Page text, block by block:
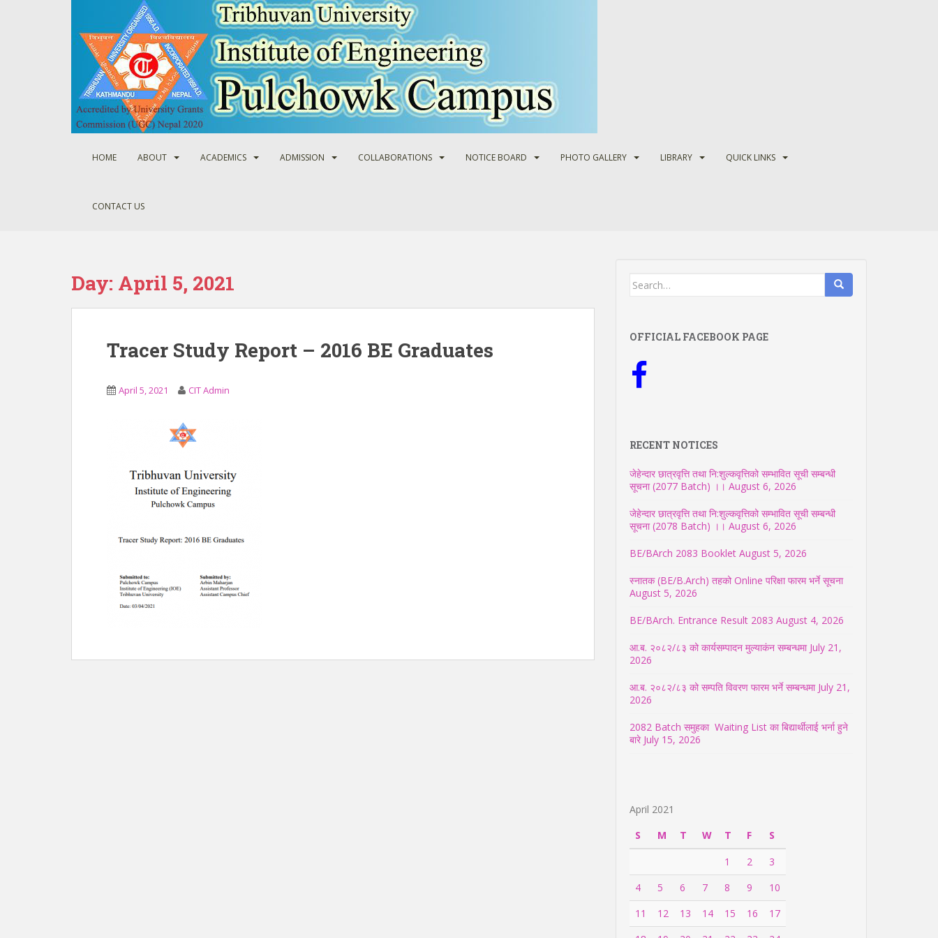
HOME ABOUT ACADEMICS ADMISSION COLLABORATIONS NOTICE BOARD PHOTO GALLERY LIBRARY QUICK LINKS
CONTACT US
Day: April 5, 2021
Tracer Study Report – 2016 BE Graduates
April 5, 2021 CIT Admin
Search
OFFICIAL FACEBOOK PAGE
RECENT NOTICES
जेहेन्दार छात्रवृत्ति तथा नि:शुल्कवृत्तिको सम्भावित सूची सम्बन्धी
सूचना (2077 Batch) ।। August 6, 2026
जेहेन्दार छात्रवृत्ति तथा नि:शुल्कवृत्तिको सम्भावित सूची सम्बन्धी
सूचना (2078 Batch) ।। August 6, 2026
BE/BArch 2083 Booklet August 5, 2026
स्नातक (BE/B.Arch) तहको Online परिक्षा फारम भर्ने सूचना
August 5, 2026
BE/BArch. Entrance Result 2083 August 4, 2026
आ.ब. २०८२/८३ को कार्यसम्पादन मुल्याकंन सम्बन्धमा July 21,
2026
आ.ब. २०८२/८३ को सम्पति विवरण फारम भर्ने सम्बन्धमा July 21,
2026
2082 Batch समुहका Waiting List का बिद्यार्थीलाई भर्ना हुने
बारे July 15, 2026
April 2021
S
M T W T F
S
1
2
3
4
5 6 7 8 9
10
11
12 13 14 15 16
17